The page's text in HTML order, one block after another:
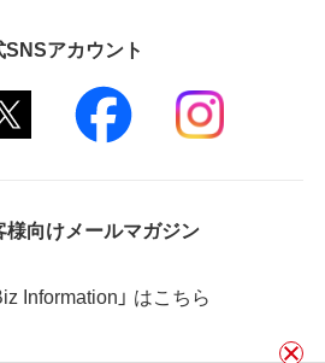
アカウント
様向けメールマガジン
Information」 はこちら